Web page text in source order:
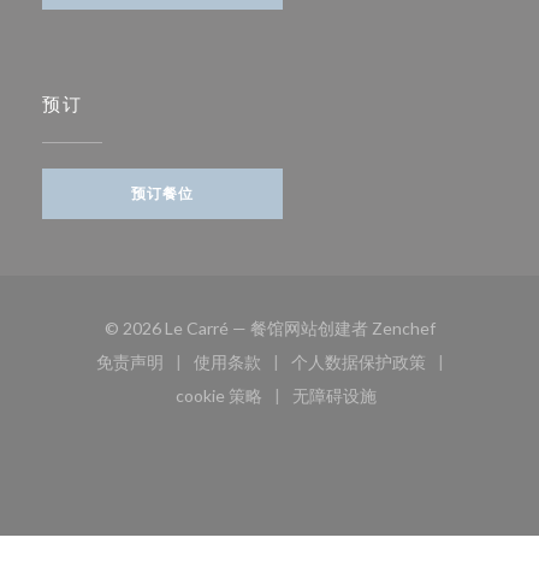
预订
预订餐位
© 2026 Le Carré — 餐馆网站创建者 Zenchef((在新窗口中
免责声明
((在新窗口中打开))
使用条款
((在新窗口中打开))
个人数据保护政策
((在新窗口中打开))
cookie 策略
((在新窗口中打开))
无障碍设施
((在新窗口中打开))